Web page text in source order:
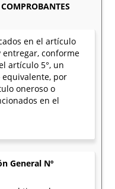
en el artículo
entregar, conforme
artículo 5°, un
por
oneroso o
en el
General Nº